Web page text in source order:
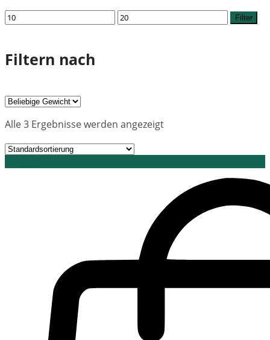
Min.
Preis
Max.
Preis
Filter
Filtern nach
Alle 3 Ergebnisse werden angezeigt